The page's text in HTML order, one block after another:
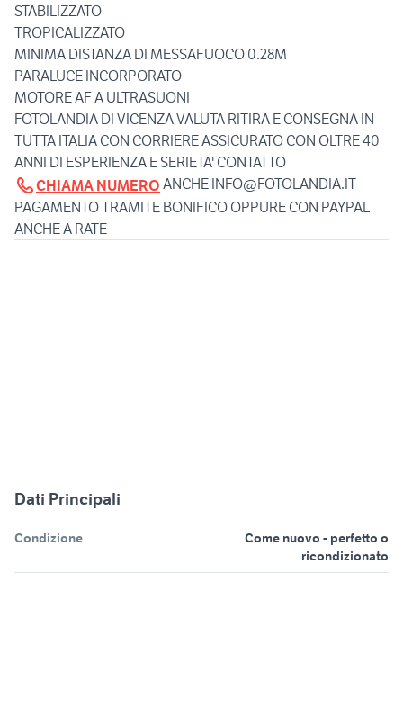
STABILIZZATO
TROPICALIZZATO
MINIMA DISTANZA DI MESSAFUOCO 0.28M
PARALUCE INCORPORATO
MOTORE AF A ULTRASUONI
FOTOLANDIA DI VICENZA VALUTA RITIRA E CONSEGNA IN
TUTTA ITALIA CON CORRIERE ASSICURATO CON OLTRE 40
ANNI DI ESPERIENZA E SERIETA' CONTATTO
CHIAMA NUMERO ANCHE INFO@FOTOLANDIA.IT
PAGAMENTO TRAMITE BONIFICO OPPURE CON PAYPAL
ANCHE A RATE
Dati Principali
Condizione
Come nuovo - perfetto o
ricondizionato